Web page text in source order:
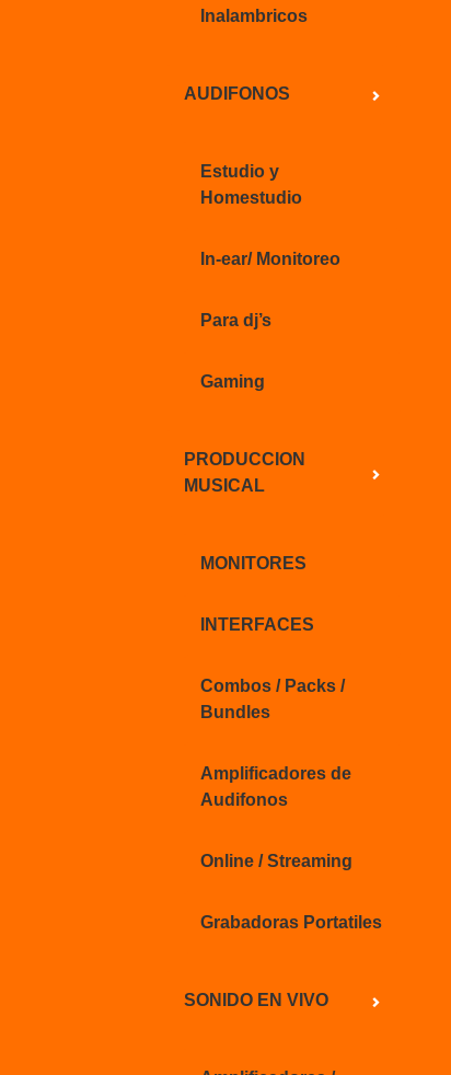
Inalambricos
AUDIFONOS
Estudio y
Homestudio
In-ear/ Monitoreo
Para dj’s
Gaming
PRODUCCION
MUSICAL
MONITORES
INTERFACES
Combos / Packs /
Bundles
Amplificadores de
Audifonos
Online / Streaming
Grabadoras Portatiles
SONIDO EN VIVO